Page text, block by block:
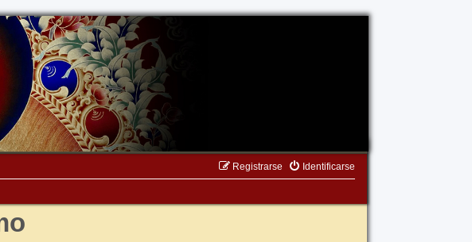
Identificarse
Registrarse